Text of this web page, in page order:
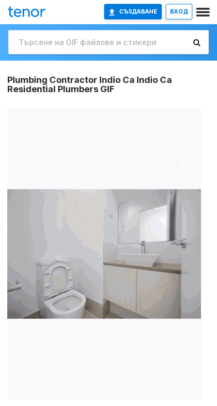
СЪЗДАВАНЕ ВХОД
Plumbing Contractor Indio Ca Indio Ca
Residential Plumbers GIF